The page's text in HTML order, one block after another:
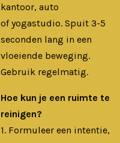
kantoor, auto
of yogastudio. Spuit 3-5
seconden lang in een
vloeiende beweging.
Gebruik regelmatig.
Hoe kun je een ruimte te
reinigen?
1. Formuleer een intentie,